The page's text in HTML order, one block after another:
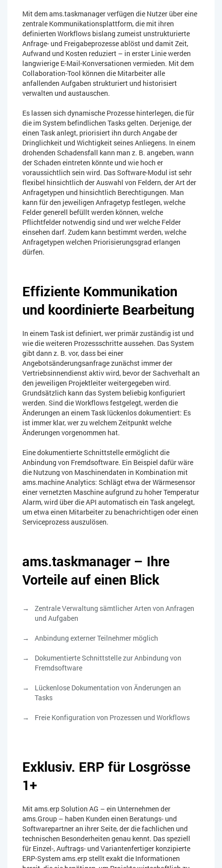
Mit dem ams.taskmanager verfügen die Nutzer über eine
zentrale Kommunikationsplattform, die mit ihren
definierten Workflows bislang zumeist unstrukturierte
Anfrage- und Freigabeprozesse ablöst und damit Zeit,
Aufwand und Kosten reduziert – in erster Linie werden
langwierige E-Mail-Konversationen vermieden. Mit dem
Collaboration-Tool können die Mitarbeiter alle
anfallenden Aufgaben strukturiert und historisiert
verwalten und austauschen.
Es lassen sich dynamische Prozesse hinterlegen, die für
die im System befindlichen Tasks gelten. Derjenige, der
einen Task anlegt, priorisiert ihn durch Angabe der
Dringlichkeit und Wichtigkeit seines Anliegens. In einem
drohenden Schadensfall kann man z. B. angeben, wann
der Schaden eintreten könnte und wie hoch er
voraussichtlich sein wird. Das Software-Modul ist sehr
flexibel hinsichtlich der Auswahl von Feldern, der Art der
Anfragetypen und hinsichtlich Berechtigungen. Man
kann für den jeweiligen Anfragetyp festlegen, welche
Felder generell befüllt werden können, welche
Pflichtfelder notwendig sind und wer welche Felder
einsehen darf. Zudem kann bestimmt werden, welche
Anfragetypen welchen Priorisierungsgrad erlangen
dürfen.
Effiziente Kommunikation
und koordinierte Bearbeitung
In einem Task ist definiert, wer primär zuständig ist und
wie die weiteren Prozessschritte aussehen. Das System
gibt dann z. B. vor, dass bei einer
Angebotsänderungsanfrage zunächst immer der
Vertriebsinnendienst aktiv wird, bevor der Sachverhalt an
den jeweiligen Projektleiter weitergegeben wird.
Grundsätzlich kann das System beliebig konfiguriert
werden. Sind die Workflows festgelegt, werden die
Änderungen an einem Task lückenlos dokumentiert: Es
ist immer klar, wer zu welchem Zeitpunkt welche
Änderungen vorgenommen hat.
Eine dokumentierte Schnittstelle ermöglicht die
Anbindung von Fremdsoftware. Ein Beispiel dafür wäre
die Nutzung von Maschinendaten in Kombination mit
ams.machine Analytics: Schlägt etwa der Wärmesensor
einer vernetzten Maschine aufgrund zu hoher Temperatur
Alarm, wird über die API automatisch ein Task angelegt,
um etwa einen Mitarbeiter zu benachrichtigen oder einen
Serviceprozess auszulösen.
ams.taskmanager – Ihre
Vorteile auf einen Blick
Zentrale Verwaltung sämtlicher Arten von Anfragen
und Aufgaben
Anbindung externer Teilnehmer möglich
Dokumentierte Schnittstelle zur Anbindung von
Fremdsoftware
Lückenlose Dokumentation von Änderungen an
Tasks
Freie Konfiguration von Prozessen und Workflows
Exklusiv. ERP für Losgrösse
1+
Mit ams.erp Solution AG – ein Unternehmen der
ams.Group – haben Kunden einen Beratungs- und
Softwarepartner an ihrer Seite, der die fachlichen und
technischen Besonderheiten genau kennt. Das speziell
für Einzel-, Auftrags- und Variantenfertiger konzipierte
ERP-System ams.erp stellt exakt die Informationen